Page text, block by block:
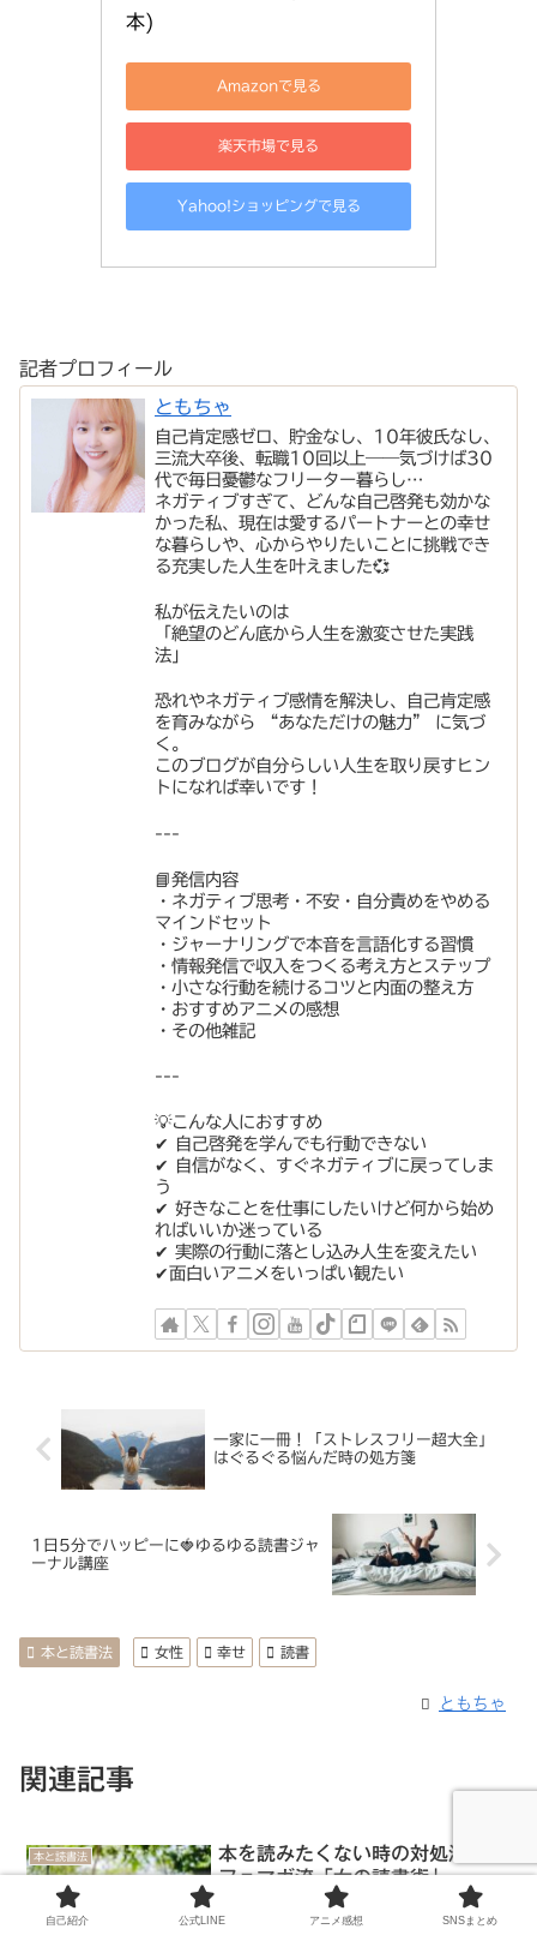
本)
Amazonで見る
楽天市場で見る
Yahoo!ショッピングで見る
記者プロフィール
ともちゃ
自己肯定感ゼロ、貯金なし、10年彼氏なし、
三流大卒後、転職10回以上――気づけば30
代で毎日憂鬱なフリーター暮らし…
ネガティブすぎて、どんな自己啓発も効かな
かった私、現在は愛するパートナーとの幸せ
な暮らしや、心からやりたいことに挑戦でき
る充実した人生を叶えました💞
私が伝えたいのは
「絶望のどん底から人生を激変させた実践
法」
恐れやネガティブ感情を解決し、自己肯定感
を育みながら “あなただけの魅力” に気づ
く。
このブログが自分らしい人生を取り戻すヒン
トになれば幸いです！
---
📘発信内容
・ネガティブ思考・不安・自分責めをやめる
マインドセット
・ジャーナリングで本音を言語化する習慣
・情報発信で収入をつくる考え方とステップ
・小さな行動を続けるコツと内面の整え方
・おすすめアニメの感想
・その他雑記
---
💡こんな人におすすめ
✔︎ 自己啓発を学んでも行動できない
✔︎ 自信がなく、すぐネガティブに戻ってしま
う
✔︎ 好きなことを仕事にしたいけど何から始め
ればいいか迷っている
✔︎ 実際の行動に落とし込み人生を変えたい
✔︎面白いアニメをいっぱい観たい
一家に一冊！「ストレスフリー超大全」
はぐるぐる悩んだ時の処方箋
1日5分でハッピーに🍓ゆるゆる読書ジャ
ーナル講座
本と読書法 女性 幸せ 読書
ともちゃ
関連記事
本と読書法
本を読みたくない時の対処法！カ
フェマガ流「女の読書術」
本はいつでも助けてくれる。多くの人の
手間と時間と情熱をかけて作られるの
自己紹介 公式LINE アニメ感想 SNSまとめ